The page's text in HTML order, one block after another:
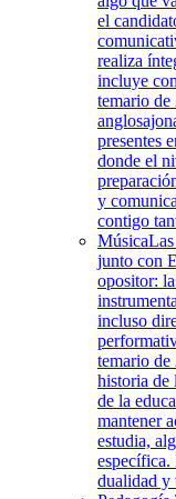
el
realiza
incluye
temario de
presentes
donde el
y
contigo
Música
junto con
opositor:
incluso
temario de
historia de
de la
mantener
estudia,
específica.
dualidad y